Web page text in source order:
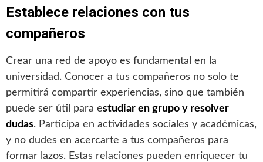
Establece relaciones con tus
compañeros
Crear una red de apoyo es fundamental en la
universidad. Conocer a tus compañeros no solo te
permitirá compartir experiencias, sino que también
puede ser útil para estudiar en grupo y resolver
dudas. Participa en actividades sociales y académicas,
y no dudes en acercarte a tus compañeros para
formar lazos. Estas relaciones pueden enriquecer tu